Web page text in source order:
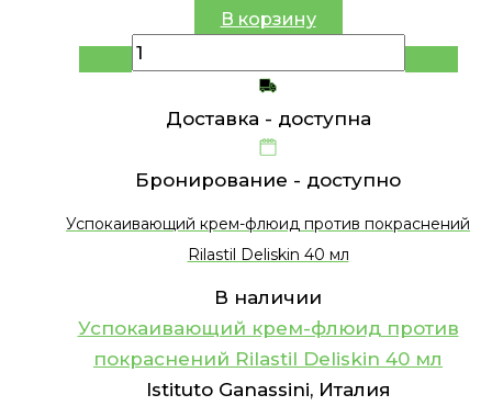
В корзину
Доставка - доступна
Бронирование - доступно
Успокаивающий крем-флюид против покраснений
Rilastil Deliskin 40 мл
В наличии
Успокаивающий крем-флюид против
покраснений Rilastil Deliskin 40 мл
Istituto Ganassini, Италия